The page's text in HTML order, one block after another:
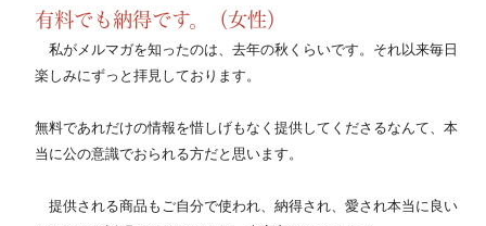
有料でも納得です。（女性）
私がメルマガを知ったのは、去年の秋くらいです。それ以来毎日
楽しみにずっと拝見しております。
無料であれだけの情報を惜しげもなく提供してくださるなんて、本
当に公の意識でおられる方だと思います。
提供される商品もご自分で使われ、納得され、愛され本当に良い